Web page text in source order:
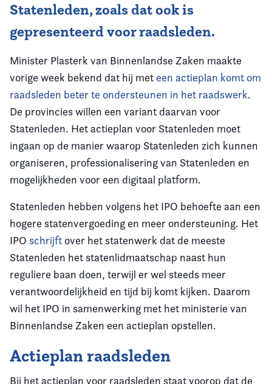
Statenleden, zoals dat ook is
gepresenteerd voor raadsleden.
Minister Plasterk van Binnenlandse Zaken maakte
vorige week bekend dat hij met een actieplan komt om
raadsleden beter te ondersteunen in het raadswerk.
De provincies willen een variant daarvan voor
Statenleden. Het actieplan voor Statenleden moet
ingaan op de manier waarop Statenleden zich kunnen
organiseren, professionalisering van Statenleden en
mogelijkheden voor een digitaal platform.
Statenleden hebben volgens het IPO behoefte aan een
hogere statenvergoeding en meer ondersteuning. Het
IPO schrijft over het statenwerk dat de meeste
Statenleden het statenlidmaatschap naast hun
reguliere baan doen, terwijl er wel steeds meer
verantwoordelijkheid en tijd bij komt kijken. Daarom
wil het IPO in samenwerking met het ministerie van
Binnenlandse Zaken een actieplan opstellen.
Actieplan raadsleden
Bij het actieplan voor raadsleden staat voorop dat de